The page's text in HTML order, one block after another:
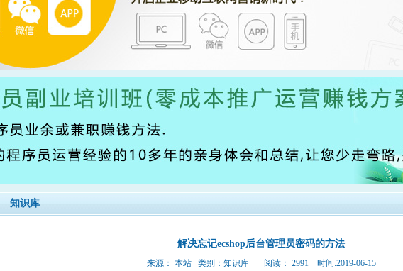
知识库
解决忘记ecshop后台管理员密码的方法
来源： 本站 类别： 知识库阅读： 2991 时间:2019-06-15